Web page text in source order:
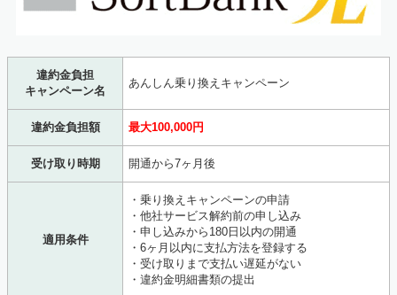
違約金負担
キャンペーン名
あんしん乗り換えキャンペーン
違約金負担額 最大100,000円
受け取り時期 開通から7ヶ月後
適用条件
・乗り換えキャンペーンの申請
・他社サービス解約前の申し込み
・申し込みから180日以内の開通
・6ヶ月以内に支払方法を登録する
・受け取りまで支払い遅延がない
・違約金明細書類の提出